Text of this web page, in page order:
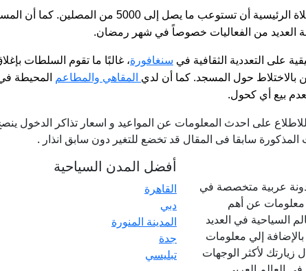
يمكن قاعة الصلاة الرئيسية أن تستوعب ما يصل إلى
العديد من الفعاليات خصوصاً في شهر رمضان.
على التعددية الثقافية في سنغافورة، غالبًا ما تقوم السلطات
بالاختلاط حول المسجد. كما أن لدي المقاهي والمطاعم المحيطة
بيع أي كحول.
على احدث المعلومات عن المواعيد و اسعار تذاكر الدخول
سابقا فى المقال قد تخضع للتغير دون سابق انذار .
عربية متخصصة في
معلومات عن أهم
السياحية في العديد
إلي معلومات
لأكثر الوجهات
أفضل المدن السياحية
القاهرة
دبي
المدينة المنورة
جدة
تبليسي